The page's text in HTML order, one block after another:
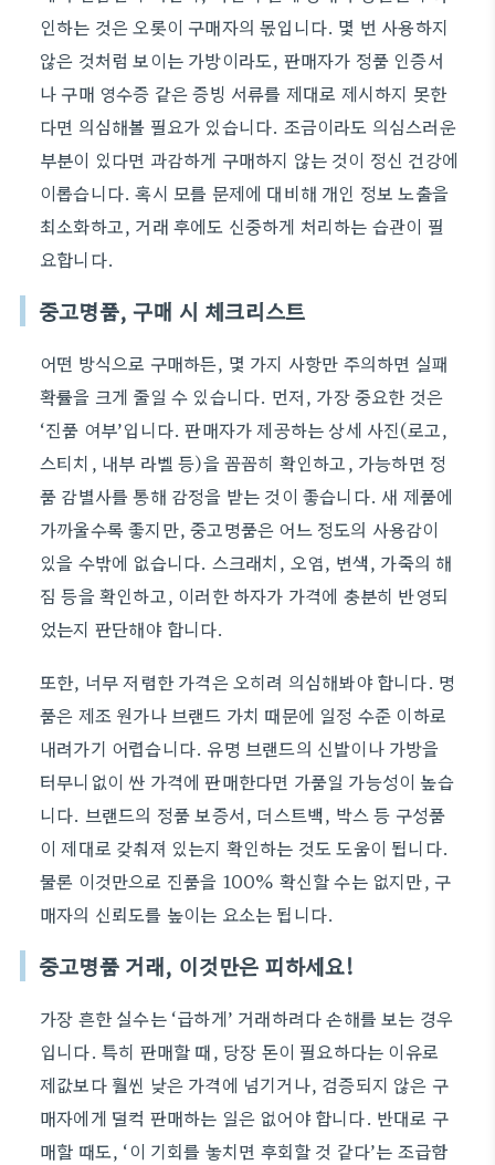
인하는 것은 오롯이 구매자의 몫입니다. 몇 번 사용하지
않은 것처럼 보이는 가방이라도, 판매자가 정품 인증서
나 구매 영수증 같은 증빙 서류를 제대로 제시하지 못한
다면 의심해볼 필요가 있습니다. 조금이라도 의심스러운
부분이 있다면 과감하게 구매하지 않는 것이 정신 건강에
이롭습니다. 혹시 모를 문제에 대비해 개인 정보 노출을
최소화하고, 거래 후에도 신중하게 처리하는 습관이 필
요합니다.
중고명품, 구매 시 체크리스트
어떤 방식으로 구매하든, 몇 가지 사항만 주의하면 실패
확률을 크게 줄일 수 있습니다. 먼저, 가장 중요한 것은
‘진품 여부’입니다. 판매자가 제공하는 상세 사진(로고,
스티치, 내부 라벨 등)을 꼼꼼히 확인하고, 가능하면 정
품 감별사를 통해 감정을 받는 것이 좋습니다. 새 제품에
가까울수록 좋지만, 중고명품은 어느 정도의 사용감이
있을 수밖에 없습니다. 스크래치, 오염, 변색, 가죽의 해
짐 등을 확인하고, 이러한 하자가 가격에 충분히 반영되
었는지 판단해야 합니다.
또한, 너무 저렴한 가격은 오히려 의심해봐야 합니다. 명
품은 제조 원가나 브랜드 가치 때문에 일정 수준 이하로
내려가기 어렵습니다. 유명 브랜드의 신발이나 가방을
터무니없이 싼 가격에 판매한다면 가품일 가능성이 높습
니다. 브랜드의 정품 보증서, 더스트백, 박스 등 구성품
이 제대로 갖춰져 있는지 확인하는 것도 도움이 됩니다.
물론 이것만으로 진품을 100% 확신할 수는 없지만, 구
매자의 신뢰도를 높이는 요소는 됩니다.
중고명품 거래, 이것만은 피하세요!
가장 흔한 실수는 ‘급하게’ 거래하려다 손해를 보는 경우
입니다. 특히 판매할 때, 당장 돈이 필요하다는 이유로
제값보다 훨씬 낮은 가격에 넘기거나, 검증되지 않은 구
매자에게 덜컥 판매하는 일은 없어야 합니다. 반대로 구
매할 때도, ‘이 기회를 놓치면 후회할 것 같다’는 조급함